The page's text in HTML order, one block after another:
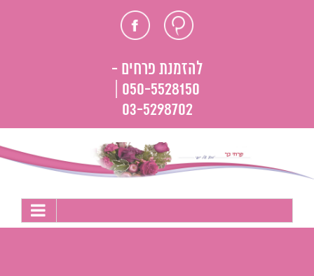
חוות פייסבוק
להזמנת פרחים -
050-5528150 |
03-5298702